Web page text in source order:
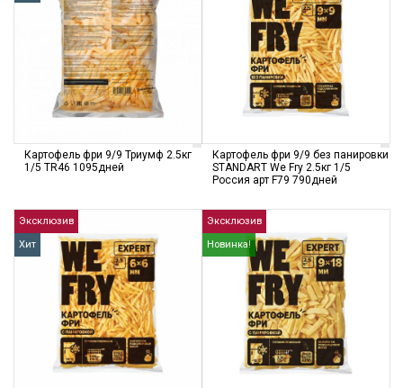
Картофель фри 9/9 Триумф 2.5кг
1/5 TR46 1095дней
Картофель фри 9/9 без панировки
STANDART We Fry 2.5кг 1/5
Россия арт F79 790дней
Эксклюзив
Хит
Эксклюзив
Новинка!